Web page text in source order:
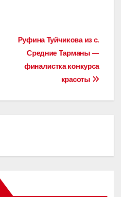
Руфина Туйчикова из с.
Средние Тарманы —
финалистка конкурса
красоты